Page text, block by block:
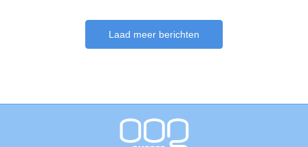
Laad meer berichten